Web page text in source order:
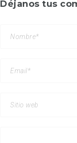
Déjanos tus